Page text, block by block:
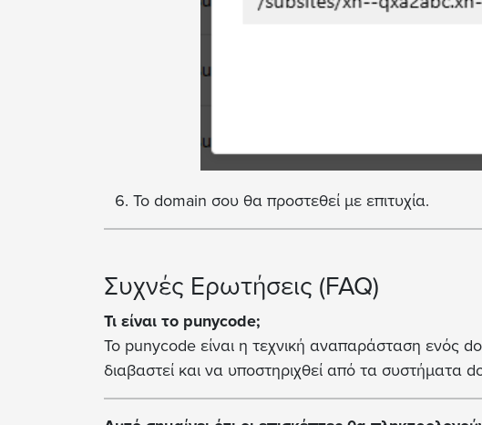
Το domain σου θα προστεθεί με επιτυχία.
Συχνές Ερωτήσεις (FAQ)
Τι είναι το punycode;
Το punycode είναι η τεχνική αναπαράσταση ενός
διαβαστεί και να υποστηριχθεί από τα συστήματα